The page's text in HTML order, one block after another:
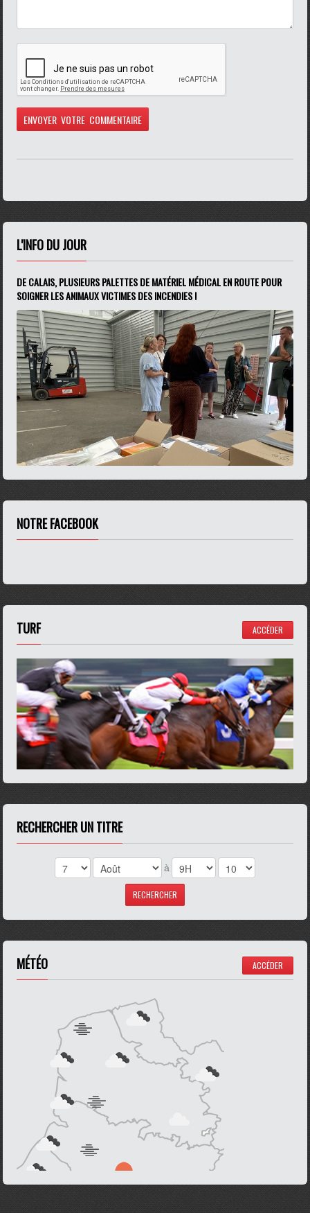
L'INFO DU JOUR
DE CALAIS, PLUSIEURS PALETTES DE MATÉRIEL MÉDICAL EN ROUTE POUR
SOIGNER LES ANIMAUX VICTIMES DES INCENDIES !
NOTRE FACEBOOK
TURF ACCÉDER
RECHERCHER UN TITRE
à
MÉTÉO ACCÉDER